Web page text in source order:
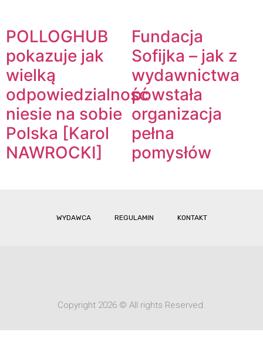
POLLOGHUB
pokazuje jak
wielką
odpowiedzialność
niesie na sobie
Polska [Karol
NAWROCKI]
Fundacja
Sofijka – jak z
wydawnictwa
powstała
organizacja
pełna
pomysłów
WYDAWCA REGULAMIN KONTAKT
Copyright 2026 © All rights Reserved.